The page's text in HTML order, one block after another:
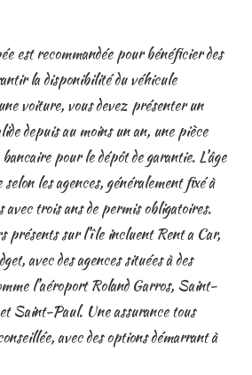
est recommandée pour bénéficier des
la disponibilité du véhicule
voiture, vous devez présenter un
depuis au moins un an, une pièce
pour le dépôt de garantie. L’âge
les agences, généralement fixé à
avec trois ans de permis obligatoires.
présents sur l’île incluent Rent a Car,
avec des agences situées à des
l’aéroport Roland Garros, Saint-
Saint-Paul. Une assurance tous
avec des options démarrant à